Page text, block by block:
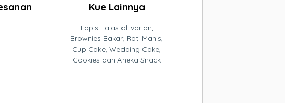
Kue Lainnya
Lapis Talas all varian,
Brownies Bakar, Roti Manis,
Cup Cake, Wedding Cake,
Cookies dan Aneka Snack